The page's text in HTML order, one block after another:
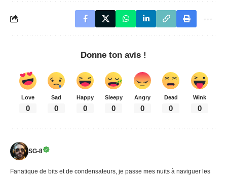
Donne ton avis !
Love
0
Sad
0
Happy
0
Sleepy
0
Angry
0
Dead
0
Wink
0
SG-8
Fanatique de bits et de condensateurs, je passe mes nuits à naviguer les